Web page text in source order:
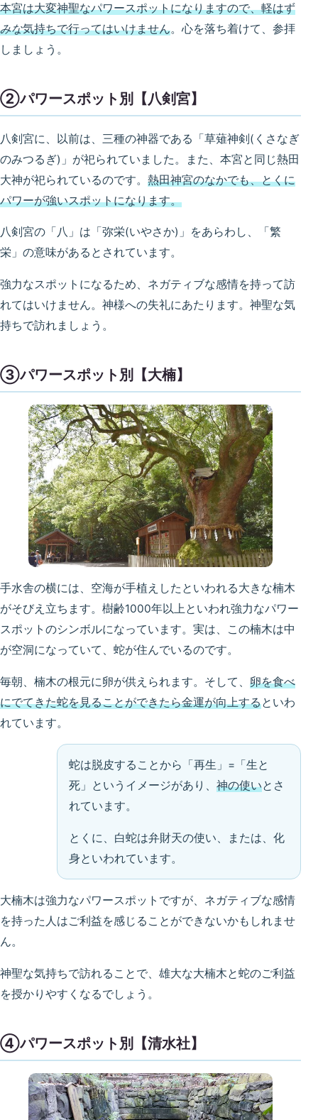
本宮は大変神聖なパワースポットになりますので、軽はず
みな気持ちで行ってはいけません。心を落ち着けて、参拝
しましょう。
②パワースポット別【八剣宮】
八剣宮に、以前は、三種の神器である「草薙神剣(くさなぎ
のみつるぎ)」が祀られていました。また、本宮と同じ熱田
大神が祀られているのです。 熱田神宮のなかでも、とくに
パワーが強いスポットになります。
八剣宮の「八」は「弥栄(いやさか)」をあらわし、「繁
栄」の意味があるとされています。
強力なスポットになるため、ネガティブな感情を持って訪
れてはいけません。神様への失礼にあたります。神聖な気
持ちで訪れましょう。
③パワースポット別【大楠】
手水舎の横には、空海が手植えしたといわれる大きな楠木
がそびえ立ちます。樹齢1000年以上といわれ強力なパワー
スポットのシンボルになっています。実は、この楠木は中
が空洞になっていて、蛇が住んでいるのです。
毎朝、楠木の根元に卵が供えられます。そして、 卵を食べ
にでてきた蛇を見ることができたら金運が向上するといわ
れています。
蛇は脱皮することから「再生」=「生と
死」というイメージがあり、神の使いとさ
れています。
とくに、白蛇は弁財天の使い、または、化
身といわれています。
大楠木は強力なパワースポットですが、ネガティブな感情
を持った人はご利益を感じることができないかもしれませ
ん。
神聖な気持ちで訪れることで、雄大な大楠木と蛇のご利益
を授かりやすくなるでしょう。
④パワースポット別【清水社】